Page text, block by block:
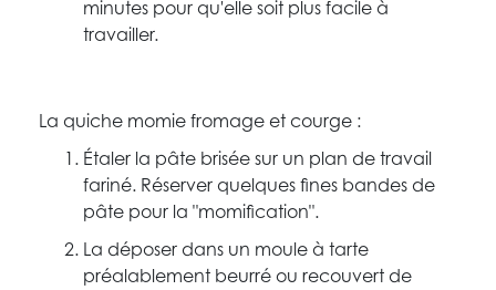
minutes pour qu'elle soit plus facile à
travailler.
La quiche momie fromage et courge :
Étaler la pâte brisée sur un plan de travail
fariné. Réserver quelques fines bandes de
pâte pour la "momification".
La déposer dans un moule à tarte
préalablement beurré ou recouvert de